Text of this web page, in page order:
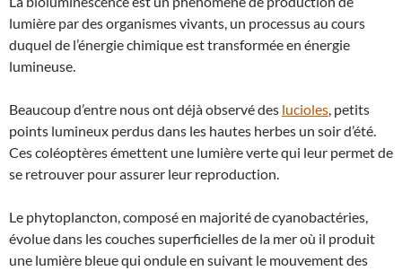
lumière par des organismes vivants, un processus au cours
duquel de l’énergie chimique est transformée en énergie
lumineuse.
Beaucoup d’entre nous ont déjà observé des lucioles, petits
points lumineux perdus dans les hautes herbes un soir d’été.
Ces coléoptères émettent une lumière verte qui leur permet de
se retrouver pour assurer leur reproduction.
Le phytoplancton, composé en majorité de cyanobactéries,
évolue dans les couches superficielles de la mer où il produit
une lumière bleue qui ondule en suivant le mouvement des